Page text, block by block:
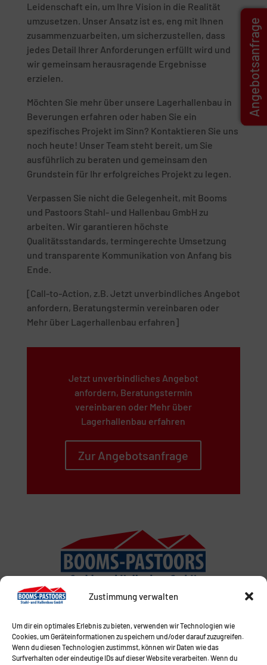
Zustimmung verwalten
Um dir ein optimales Erlebnis zu bieten, verwenden wir Technologien wie
Cookies, um Geräteinformationen zu speichern und/oder darauf zuzugreifen.
Wenn du diesen Technologien zustimmst, können wir Daten wie das
Surfverhalten oder eindeutige IDs auf dieser Website verarbeiten. Wenn du
Leidenschaft ein, um Ihre Vision in die Realität
umzusetzen. Unser Ansatz ist es, eng mit Ihnen
zusammenzuarbeiten, um sicherzustellen, dass
jedes Detail Ihrer Anforderungen erfüllt wird und
wir gemeinsam herausragende Ergebnisse
erzielen.
Möchten Sie mehr über unsere Lagerhallenbau in
Beverungen erfahren oder haben Sie ein
spezifisches Projekt im Sinn? Kontaktieren Sie uns
noch heute! Unser Team steht bereit, um Sie
ausführlich zu beraten und gemeinsam den
Grundstein für Ihr erfolgreiches Projekt zu legen.
Verpassen Sie nicht die Gelegenheit, mit Booms
und Pastoors Stahl- und Hallenbau GmbH zu
arbeiten. Wir garantieren höchste
Qualitätsstandards, termingerechte Umsetzung
und transparente Kommunikation von Anfang bis
Ende.
[Call-to-Action, z.B. Jetzt unverbindliches Angebot
anfordern, Beratungstermin vereinbaren oder
Mehr über Lagerhallenbau erfahren]
Jetzt unverbindliches Angebot
anfordern, Beratungstermin
vereinbaren oder Mehr über
Lagerhallenbau erfahren
Zur Angebotsanfrage
Angebotsanfrage